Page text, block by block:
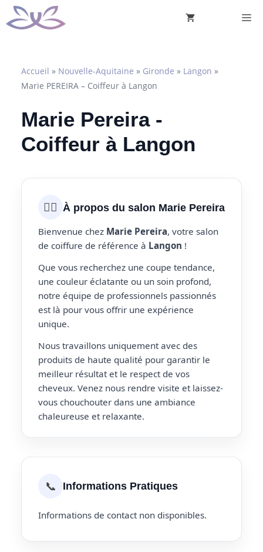
Aller
au
Accueil » Nouvelle-Aquitaine » Gironde » Langon »
Marie PEREIRA – Coiffeur à Langon
Marie Pereira -
Coiffeur à Langon
💇‍♀️ À propos du salon Marie Pereira
Bienvenue chez Marie Pereira, votre salon
de coiffure de référence à Langon !
Que vous recherchez une coupe tendance,
une couleur éclatante ou un soin profond,
notre équipe de professionnels passionnés
est là pour vous offrir une expérience
unique.
Nous travaillons uniquement avec des
produits de haute qualité pour garantir le
meilleur résultat et le respect de vos
cheveux. Venez nous rendre visite et laissez-
vous chouchouter dans une ambiance
chaleureuse et relaxante.
📞 Informations Pratiques
Informations de contact non disponibles.